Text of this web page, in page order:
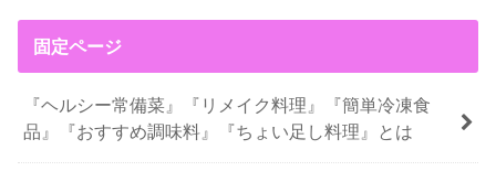
固定ページ
『ヘルシー常備菜』『リメイク料理』『簡単冷凍食
品』『おすすめ調味料』『ちょい足し料理』とは